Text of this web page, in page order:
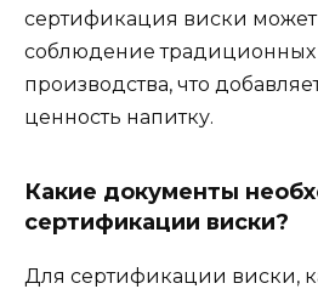
сертификация виски может
соблюдение традиционных
производства, что
ценность напитку.
Какие документы
сертификации виски?
Для сертификации виски,